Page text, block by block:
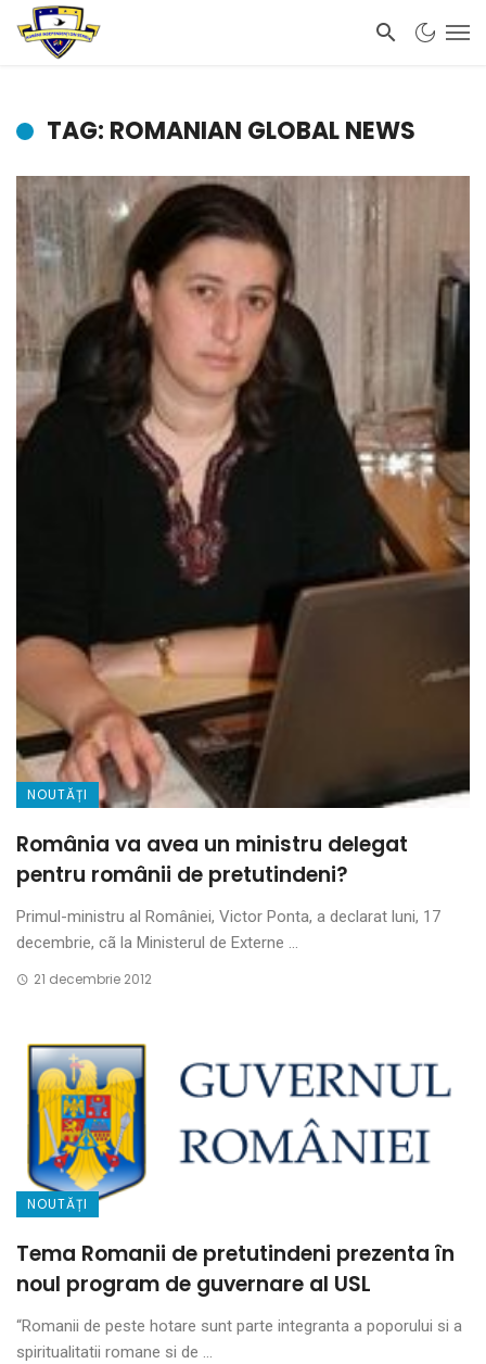
TAG: ROMANIAN GLOBAL NEWS
NOUTĂȚI
România va avea un ministru delegat
pentru românii de pretutindeni?
Primul-ministru al României, Victor Ponta, a declarat luni, 17
decembrie, cã la Ministerul de Externe ...
21 decembrie 2012
NOUTĂȚI
Tema Romanii de pretutindeni prezenta în
noul program de guvernare al USL
“Romanii de peste hotare sunt parte integranta a poporului si a
spiritualitatii romane si de ...